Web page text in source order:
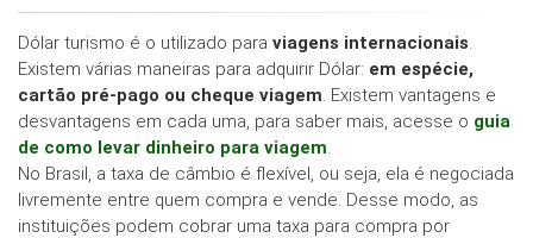
Dólar turismo é o utilizado para viagens internacionais
Existem várias maneiras para adquirir Dólar: em espécie,
cartão pré-pago ou cheque viagem . Existem vantagens e
desvantagens em cada uma, para saber mais, acesse o guia
de como levar dinheiro para viagem
No Brasil, a taxa de câmbio é flexível, ou seja, ela é negociada
livremente entre quem compra e vende. Desse modo, as
instituições podem cobrar uma taxa para compra por